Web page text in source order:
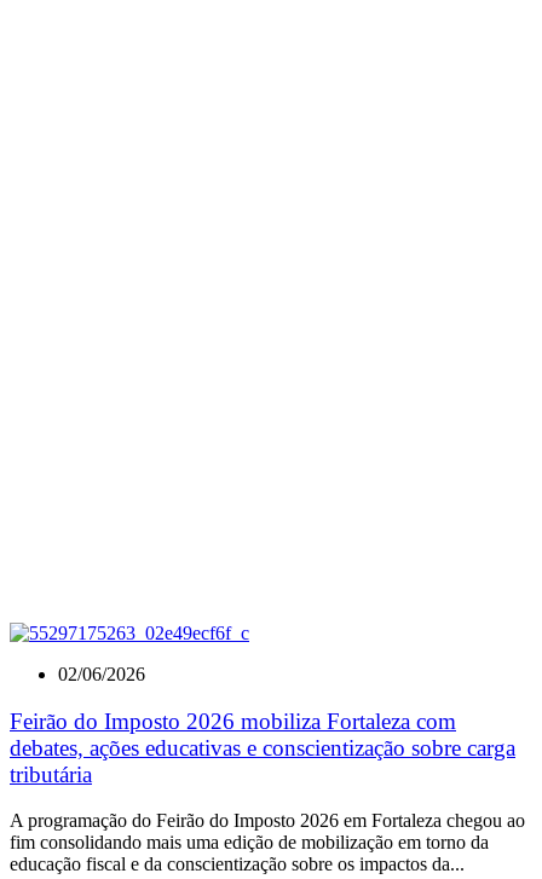
02/06/2026
Feirão do Imposto 2026 mobiliza Fortaleza com
debates, ações educativas e conscientização sobre carga
tributária
A programação do Feirão do Imposto 2026 em Fortaleza chegou ao
fim consolidando mais uma edição de mobilização em torno da
educação fiscal e da conscientização sobre os impactos da...